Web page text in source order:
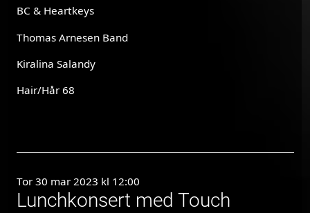
BC & Heartkeys
Thomas Arnesen Band
Kiralina Salandy
Hair/Hår 68
Tor 30 mar 2023 kl 12:00
Lunchkonsert med Touch